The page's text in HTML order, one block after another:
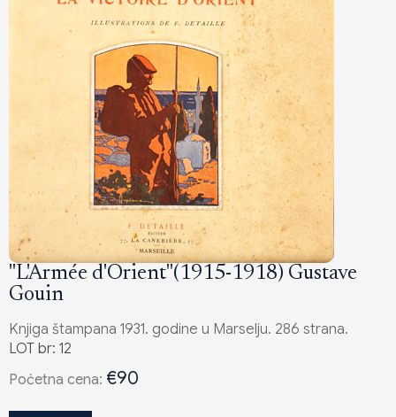
"L'Armée d'Orient"(1915-1918) Gustave
Gouin
Knjiga štampana 1931. godine u Marselju. 286 strana.
LOT br: 12
Poċetna cena: €90